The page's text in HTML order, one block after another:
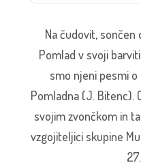
Na čudovit, sončen
Pomlad v svoji
smo njeni pesmi
Pomladna (J. Bitenc).
svojim zvončkom in
vzgojiteljici skupine